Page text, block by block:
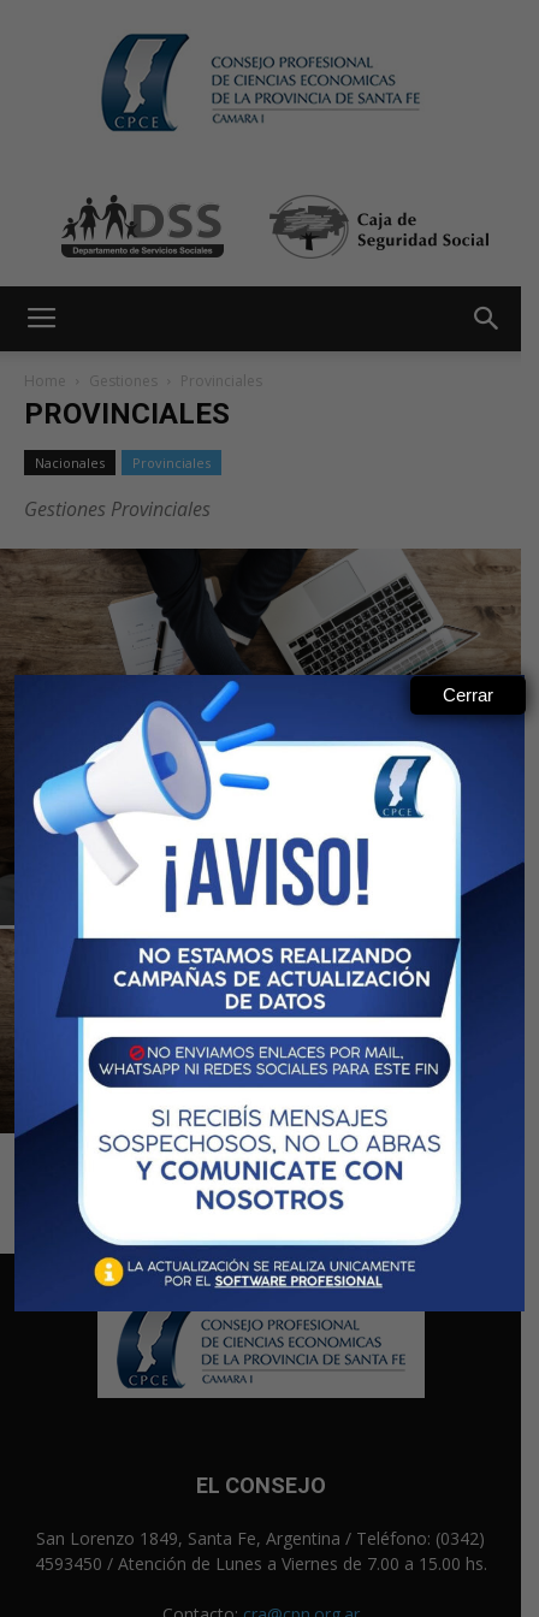
Home Gestiones Provinciales
PROVINCIALES
Nacionales Provinciales
Gestiones Provinciales
Registro Publico
EL CONSEJO
San Lorenzo 1849, Santa Fe, Argentina / Teléfono: (0342)
4593450 / Atención de Lunes a Viernes de 7.00 a 15.00 hs.
Cerrar